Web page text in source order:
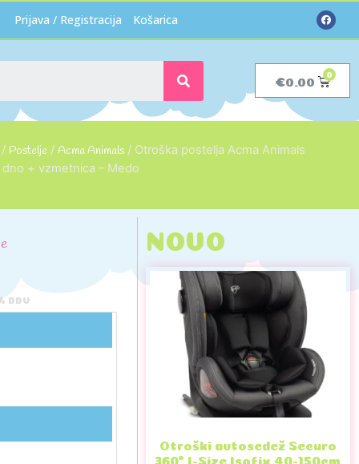
Prijava / Registracija Košarica
€0.00
Postelje / Acma Animals / Otroška postelja Acma Animals
+ vzmetnica – Medo
DDV
NOVO
Otroški avtosedež Securo
360° I-Size Isofix 40-150cm